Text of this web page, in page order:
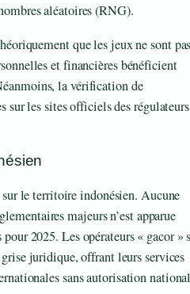
aléatoires (RNG).
que les jeux ne sont
et financières bénéficient
la vérification de
sur les sites officiels des régulateurs
le territoire indonésien. Aucune
majeurs n’est apparue
2025. Les opérateurs « gacor »
juridique, offrant leurs services
sans autorisation